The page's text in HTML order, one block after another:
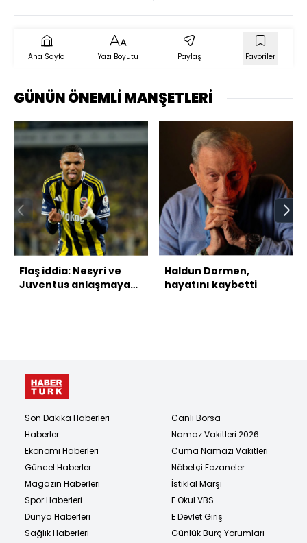
mesajları!
Ana Sayfa Yazı Boyutu Paylaş Favoriler
GÜNÜN ÖNEMLİ MANŞETLERİ
Flaş iddia: Nesyri ve
Juventus anlaşmaya
Haldun Dormen,
hayatını kaybetti
Son Dakika Haberleri
Haberler
Ekonomi Haberleri
Güncel Haberler
Magazin Haberleri
Spor Haberleri
Dünya Haberleri
Sağlık Haberleri
Canlı Borsa
Namaz Vakitleri 2026
Cuma Namazı Vakitleri
Nöbetçi Eczaneler
İstiklal Marşı
E Okul VBS
E Devlet Giriş
Günlük Burç Yorumları